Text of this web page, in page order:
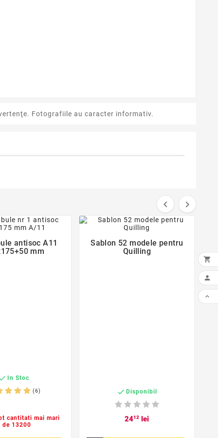
Fotografiile au caracter informativ.
 

favorite_border
antisoc A11
mm
In Stoc
(6)
cantitati mai mari
de 13200

favorite_border
Sablon 52 modele pentru
Quilling
 Disponibil
2412 lei


